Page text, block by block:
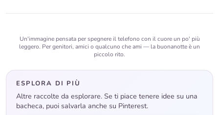
Un'immagine pensata per spegnere il telefono con il cuore un po' più
leggero. Per genitori, amici o qualcuno che ami — la buonanotte è un
piccolo rito.
ESPLORA DI PIÙ
Altre raccolte da esplorare. Se ti piace tenere idee su una
bacheca, puoi salvarla anche su Pinterest.